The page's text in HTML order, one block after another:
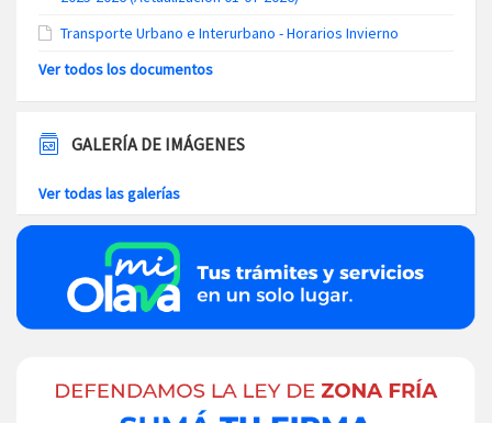
Transporte Urbano e Interurbano - Horarios Invierno
Ver todos los documentos
GALERÍA DE IMÁGENES
Ver todas las galerías